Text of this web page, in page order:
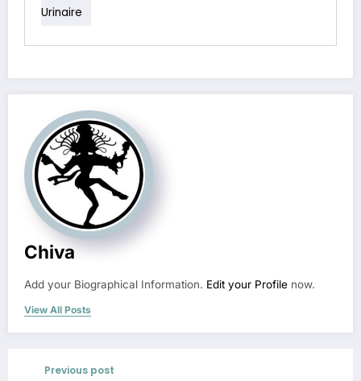
Urinaire
Chiva
Add your Biographical Information. Edit your Profile now.
View All Posts
Previous post